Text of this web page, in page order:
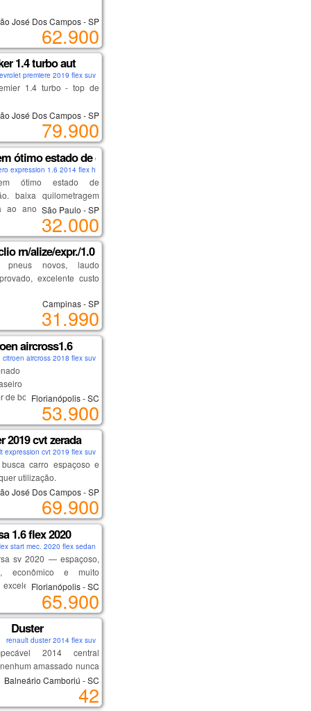
automático dos faróis
de bordo
com ajuste de
envio fotos, vídeos,
ou placa do carro por
contato pelo chat
whatsapp para
de ver o carro
na minha
em jardim camburi ou
na ilha de santa
cópia
2026
com qualidade e
José Dos Campos - SP
62.900
1.4 turbo aut
premiere 2019 flex suv
1.4 turbo - top de
bancos em couro,
multimídia, volante
procedência e
venha conferir!
José Dos Campos - SP
79.900
ótimo estado de conservação. baixa quilometragem
expression 1.6 2014 flex hatch
ótimo estado de
baixa quilometragem
ao ano de fabricação.
ipva pago, possui
São Paulo - SP
32.000
rn/alize/expr./1.0 hi-power 16v 5p 2015
pneus novos, laudo
excelente custo
douglas
pietro
loja
de miranda, 17, vila
sp.
rodoviária)
de financiamento com
e taxas,
20 anos no mercado,
de 100 veículos em
Campinas - SP
31.990
aircross1.6
citroen aircross 2018 flex suv
de bordo
traseiro
leve
e econômico
interno
em dia
sem detalhes
Florianópolis - SC
53.900
2019 cvt zerada
expression cvt 2019 flex suv
carro espaçoso e
utilização.
versão, motor sce
corrente de comando.
imparável, trocas suaves
baixo.
subida em rampa,
de bordo, modo eco.
ajuste de bancos,
muito mais...
dono, nota de zero,
sem repintura.
de adquirir o melhor
José Dos Campos - SP
69.900
1.6 flex 2020
start mec. 2020 flex sedan
sv 2020 — espaçoso,
econômico e muito
excelente opção para
ou quem busca um
com baixo custo de
e econômico
interno e porta-
Florianópolis - SC
65.900
Duster
renault duster 2014 flex suv
2014 central
amassado nunca
nada estragado
Balneário Camboriú - SC
42